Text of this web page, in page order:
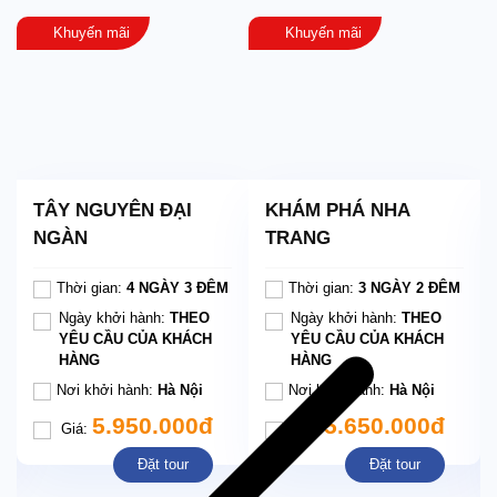
Khuyến mãi
TÂY NGUYÊN ĐẠI
NGÀN
Thời gian: 4 NGÀY 3 ĐÊM
Ngày khởi hành: THEO
YÊU CẦU CỦA KHÁCH
HÀNG
Nơi khởi hành: Hà Nội
Giá: 5.950.000đ
Đặt tour
Khuyến mãi
KHÁM PHÁ NHA
TRANG
Thời gian: 3 NGÀY 2 ĐÊM
Ngày khởi hành: THEO
YÊU CẦU CỦA KHÁCH
HÀNG
Nơi khởi hành: Hà Nội
Giá:5.650.000đ
Đặt tour